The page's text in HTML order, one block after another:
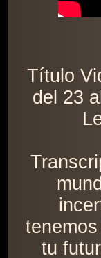
Título
del 23
tu